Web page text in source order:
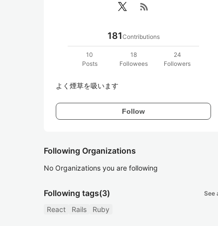
rss_feed
181Contributions
10
Posts
18
Followees
24
Followers
よく煙草を吸います
Follow
Following Organizations
No Organizations you are following
Following tags(3) See
React Rails Ruby